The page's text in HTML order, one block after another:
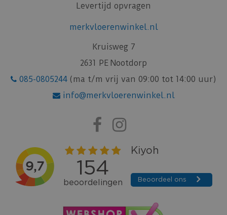
Levertijd opvragen
merkvloerenwinkel.nl
Kruisweg 7
2631 PE Nootdorp
085-0805244 (ma t/m vrij van 09:00 tot 14:00 uur)
info@merkvloerenwinkel.nl